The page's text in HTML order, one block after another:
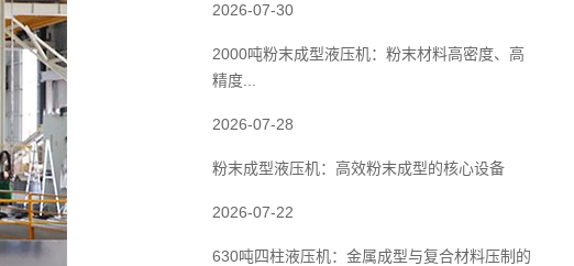
2026-07-30
2000吨粉末成型液压机：粉末材料高密度、高
精度...
2026-07-28
粉末成型液压机：高效粉末成型的核心设备
2026-07-22
630吨四柱液压机：金属成型与复合材料压制的